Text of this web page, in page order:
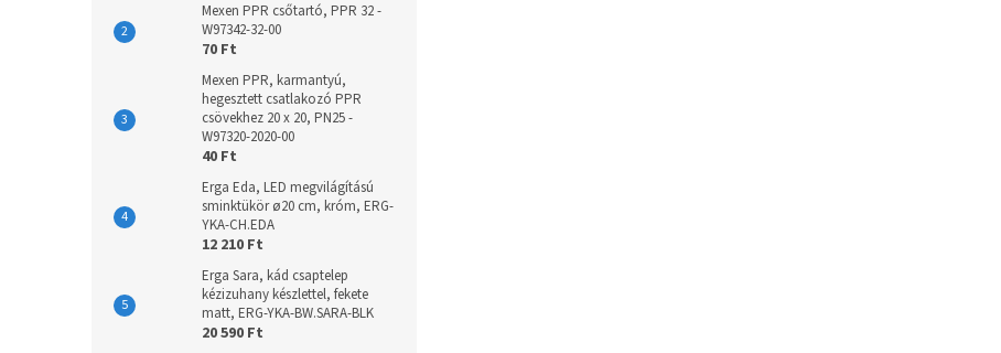
Mexen PPR csőtartó, PPR 32 -
W97342-32-00
70 Ft
Mexen PPR, karmantyú,
hegesztett csatlakozó PPR
csövekhez 20 x 20, PN25 -
W97320-2020-00
40 Ft
Erga Eda, LED megvilágítású
sminktükör ø20 cm, króm, ERG-
YKA-CH.EDA
12 210 Ft
Erga Sara, kád csaptelep
kézizuhany készlettel, fekete
matt, ERG-YKA-BW.SARA-BLK
20 590 Ft